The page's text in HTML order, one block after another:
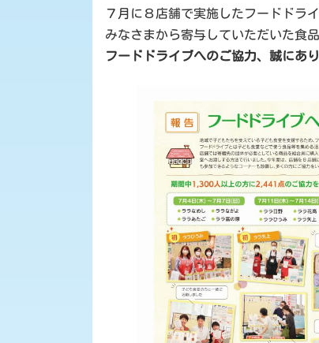
日
:
７月に８店舗で実施したフードドラ
みなさまから寄与していただいた食
フードドライブへのご協力、誠にあ